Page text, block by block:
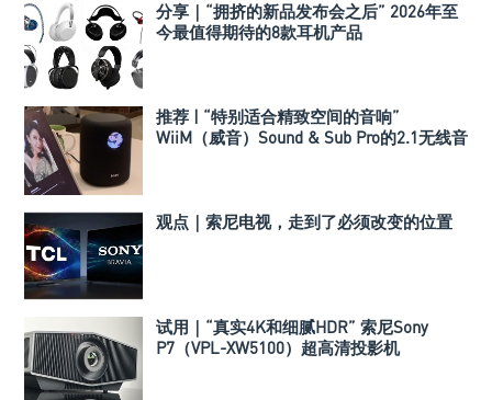
分享｜“拥挤的新品发布会之后” 2026年至
今最值得期待的8款耳机产品
推荐 | “特别适合精致空间的音响”
WiiM（威音）Sound & Sub Pro的2.1无线音
观点｜索尼电视，走到了必须改变的位置
试用｜“真实4K和细腻HDR” 索尼Sony
P7（VPL-XW5100）超高清投影机